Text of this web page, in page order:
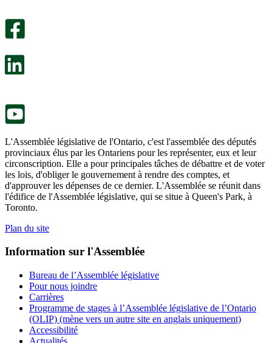
L'Assemblée législative de l'Ontario, c'est l'assemblée des députés
provinciaux élus par les Ontariens pour les représenter, eux et leur
circonscription. Elle a pour principales tâches de débattre et de voter
les lois, d'obliger le gouvernement à rendre des comptes, et
d'approuver les dépenses de ce dernier. L'Assemblée se réunit dans
l'édifice de l'Assemblée législative, qui se situe à Queen's Park, à
Toronto.
Plan du site
Information sur l'Assemblée
Bureau de l’Assemblée législative
Pour nous joindre
Carrières
Programme de stages à l’Assemblée législative de l’Ontario
(OLIP) (mène vers un autre site en anglais uniquement)
Accessibilité
Actualités